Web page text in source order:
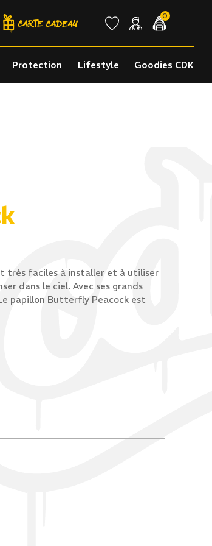
0
Protection Lifestyle Goodies CDK
très faciles à installer et à utiliser
dans le ciel. Avec ses grands
papillon Butterfly Peacock est